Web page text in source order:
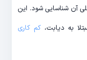
آن شناسایی شود. این
به دیابت، کم کاری